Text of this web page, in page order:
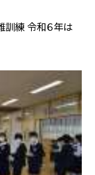
訓練 令和６年は